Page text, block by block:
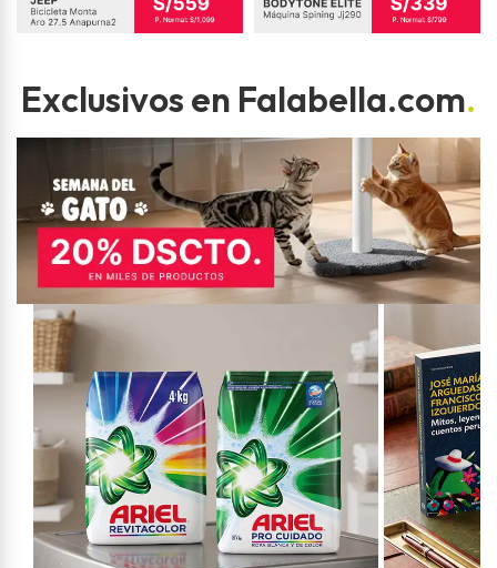
Exclusivos en Falabella.com.